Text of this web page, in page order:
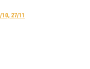
27/11